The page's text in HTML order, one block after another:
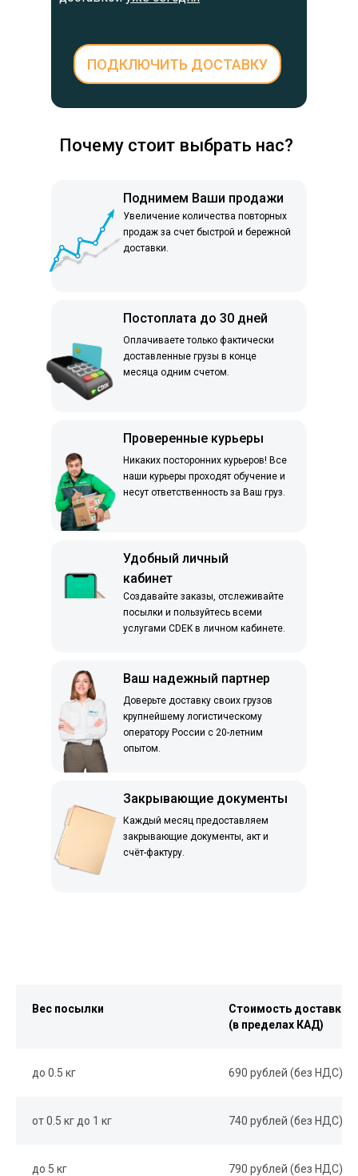
ПОДКЛЮЧИТЬ ДОСТАВКУ
Почему стоит выбрать нас?
Оплачиваете только фактически
доставленные грузы в конце
месяца одним счетом.
Постоплата до 30 дней
Увеличение количества повторных
продаж за счет быстрой и бережной
доставки.
Поднимем Ваши продажи
Никаких посторонних курьеров! Все
наши курьеры проходят обучение и
несут ответственность за Ваш груз.
Проверенные курьеры
Создавайте заказы, отслеживайте
посылки и пользуйтесь всеми
услугами CDEK в личном кабинете.
Удобный личный
кабинет
Доверьте доставку своих грузов
крупнейшему логистическому
оператору России с 20-летним
опытом.
Ваш надежный партнер
Каждый месяц предоставляем
закрывающие документы, акт и
счёт-фактуру.
Закрывающие документы
Вес посылки
Стоимость доставки
(в пределах КАД)
до 0.5 кг 690 рублей (без НДС)
от 0.5 кг до 1 кг 740 рублей (без НДС)
до 5 кг 790 рублей (без НДС)